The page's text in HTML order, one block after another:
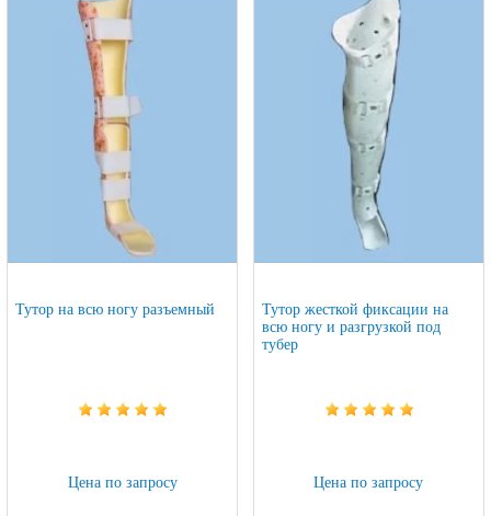
Тутор на всю ногу разъемный
Цена по запросу
Тутор жесткой фиксации на
всю ногу и разгрузкой под
тубер
Цена по запросу